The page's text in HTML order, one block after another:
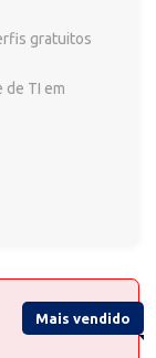
gratuitos
de TI em
Mais vendido